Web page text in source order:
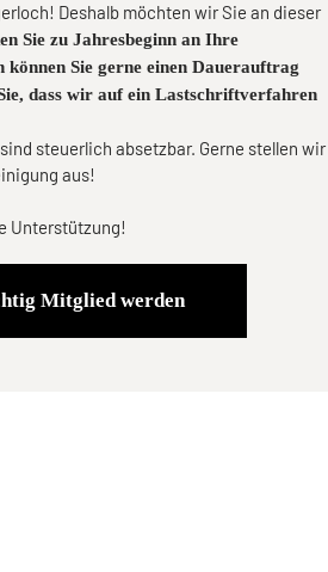
Deshalb möchten wir Sie an dieser
Sie zu Jahresbeginn an Ihre
Sie gerne einen Dauerauftrag
dass wir auf ein Lastschriftverfahren
steuerlich absetzbar. Gerne stellen wir
aus!
Unterstützung!